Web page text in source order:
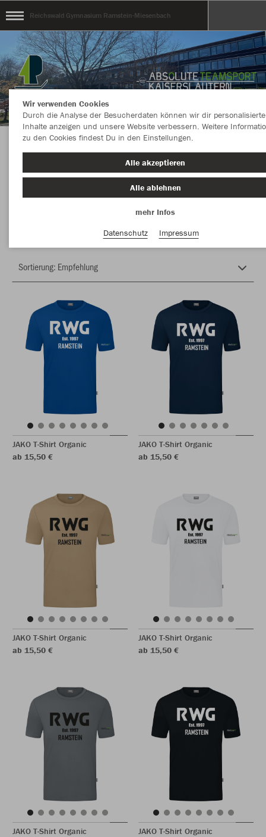
Reichswald Gymnasium Ramstein-Miesenbach
Herzlich Willkommen im Teamshop Reichswald
Gymnasium Ramstein-Miesenbach
JAKO T-Shirt Organic
ab 15,50 €
JAKO T-Shirt Organic
ab 15,50 €
JAKO T-Shirt Organic
ab 15,50 €
JAKO T-Shirt Organic
ab 15,50 €
JAKO T-Shirt Organic
JAKO T-Shirt Organic
Wir verwenden Cookies
Durch die Analyse der Besucherdaten können wir dir personalisierte
Inhalte anzeigen und unsere Website verbessern. Weitere
zu den Cookies findest Du in den Einstellungen.
Alle akzeptieren
Alle ablehnen
mehr Infos
Datenschutz
Impressum